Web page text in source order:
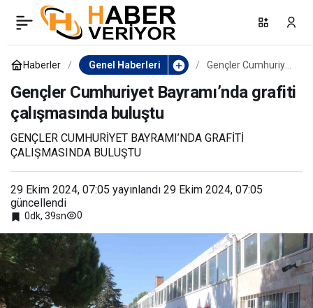
Haberler Genel Haberleri
Gençler Cumhuriyet
çalışmasında
buluştu
Gençler Cumhuriyet Bayramı’nda grafiti
çalışmasında buluştu
GENÇLER CUMHURİYET BAYRAMI’NDA GRAFİTİ
ÇALIŞMASINDA BULUŞTU
29 Ekim 2024, 07:05 yayınlandı 29 Ekim 2024, 07:05
güncellendi
0dk, 39sn 0
Köyceğiz’de Cumhuriyet
Bayramı’nı pedal
çevirerek kutladılar
Paylaş